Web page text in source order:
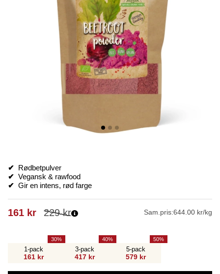
✔ Rødbetpulver
✔ Vegansk & rawfood
✔ Gir en intens, rød farge
229kr
161 kr Sam.pris:644.00 kr/kg
1-pack
161 kr
30
3-pack
417 kr
40
5-pack
579 kr
50